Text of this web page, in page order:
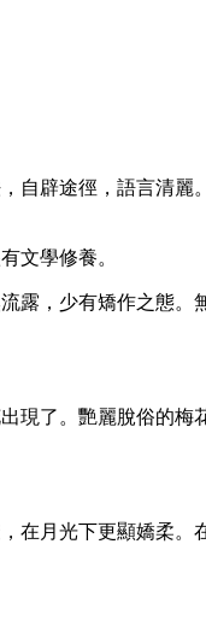
自辟途徑，語言清麗
文學修養。
露，少有矯作之態。
現了。艷麗脫俗的梅
在月光下更顯嬌柔。